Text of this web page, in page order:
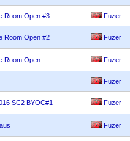
Room Open #3 Fuzer
Room Open #2 Fuzer
Room Open Fuzer
Fuzer
SC2 BYOC#1 Fuzer
Fuzer